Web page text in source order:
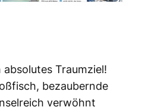
Traumziel!
bezaubernde
verwöhnt